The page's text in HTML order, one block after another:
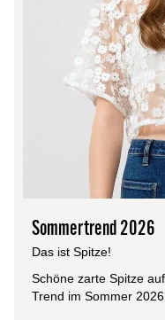
Sommertrend 2026
Das ist Spitze!
Schöne zarte Spitze
Trend im Sommer